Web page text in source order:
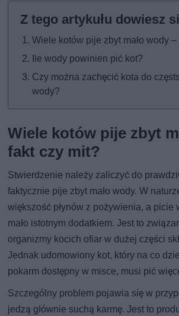
Wiele kotów pije zbyt mało wody
Ile wody powinien pić kot?
Czy można zachęcić kota do
wody?
Wiele kotów pije zbyt
fakt czy mit?
Stwierdzenie należy zaliczyć do
faktycznie pije zbyt mało wody. W
większość płynów z pożywienia, a picie
mało istotnym dodatkiem. Jest to
organizmy kocich ofiar w dużej części
Jednak udomowiony kot, który na co
pokarm dostępny w misce, musi pić
Szczególny problem pojawia się w
jedzą głównie suchą karmę. Jest to